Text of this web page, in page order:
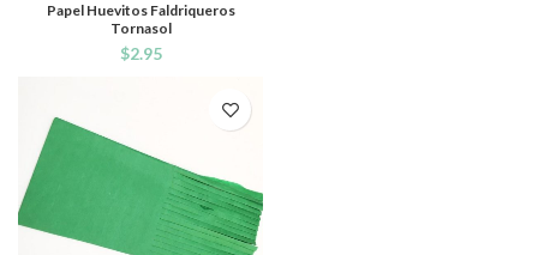
Papel Huevitos Faldriqueros
Tornasol
$2.95